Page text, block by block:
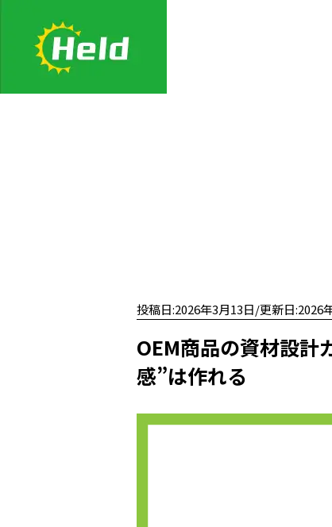
投稿日:2026年3月13日/更新日:2026
OEM商品の資材設計
感”は作れる